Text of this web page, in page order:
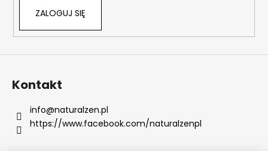
P
ZALOGUJ SIĘ
Kontakt
info@naturalzen.pl
https://www.facebook.com/naturalzenpl